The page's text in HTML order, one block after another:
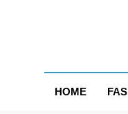
HOME